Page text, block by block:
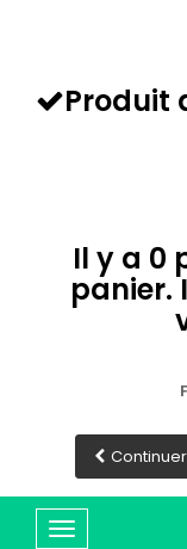
Produit
Il y a 0
panier.
Basculer